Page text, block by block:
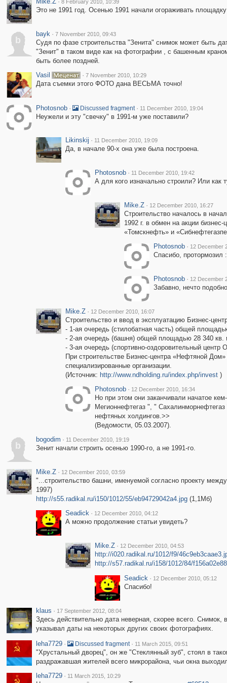
8 February 2010, 10:39
Это не 1991 год. Осенью 1991 начали огораживать
b
bayk · 7 November 2010, 09:43
Судя по фазе строительства "Зенита" снимок может быть
"Зенит" в таком виде как на фотографии , с башенным
быть более поздней.
Vasil
· 7 November 2010, 10:29
Дата съемки этого ФОТО дана ВЕСЬМА точно!
Photosnob · Discussed fragment · 11 December 2010, 19:04
Неужели и эту "свечку" в 1991-м уже поставили?
Likinskij · 11 December 2010, 19:09
Да, в начале 90-х она уже была построена.
Photosnob · 11 December 2010, 19:42
А для кого изначально строили? Или как
Mike.Z · 12 December 2010, 16:27
Строительство началось в
1992 г. в обмен на акции
«Томскнефть» и
Photosnob · 12 December
Спасибо, протормозил
Photosnob · 12 December
Забавно, нечто
Mike.Z · 12 December 2010, 16:07
Строительство и ввод в эксплуатацию Бизнес-
- 1-ая очередь (стилобатная часть) общей
- 2-ая очередь (башня) общей площадью 28 340 кв.
- 3-ая очередь (спортивно-оздоровительный
При строительстве Бизнес-центра «Нефтяной
специализированные организации.
(Источник: http://www.ndholding.ru/index.php/invest)
Photosnob · 12 December 2010, 16:34
Но при этом они заканчивали начатое
Мегионнефтегаз ", "
нефтяных холдингов.>>
(Ведомости, 05.03.2007).
b
bogodim · 11 December 2010, 19:19
Зенит начали строить осенью 1990-го, а не 1991-го.
Mike.Z · 12 December 2010, 03:59
"...строительство башни, именуемой согласно проекту
1997)
http://s55.radikal.ru/i150/1012/55/eb94729042a4.jpg(1,1Мб)
Seadick · 12 December 2010, 04:12
А можно продолжение статьи увидеть?
Mike.Z · 12 December 2010, 04:53
http://i020.radikal.ru/1012/f9/
http://s57.radikal.ru/i158/1012/84/
Seadick · 12 December 2010, 05:12
Спасибо!
klaus · 17 September 2012, 08:04
Здесь действительно дата неверная, скорее всего.
указывал даты на некоторых других своих фотографиях.
leha7729 · Discussed fragment · 11 March 2015, 09:51
"Хрустальный дворец", он же "Стеклянный зуб", стоял в
раздражавшая жителей всего микрорайона, чьи окна
leha7729 · 11 March 2015, 10:29